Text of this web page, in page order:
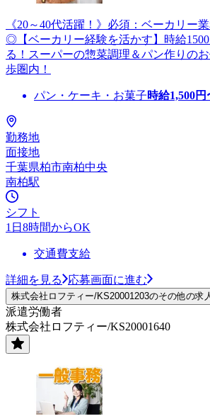
《20～40代活躍！》必須：ベーカリー
◎【ベーカリー経験を活かす】時給
る！スーパーの惣菜調理＆パン作りの
歩圏内！
パン・ケーキ・お菓子時給1,500円
勤務地
面接地
千葉県柏市南柏中央
南柏駅
シフト
1日8時間からOK
交通費支給
詳細を見る 応募画面に進む
株式会社ロフティー/KS20001203のその他の求
派遣労働者
株式会社ロフティー/KS20001640